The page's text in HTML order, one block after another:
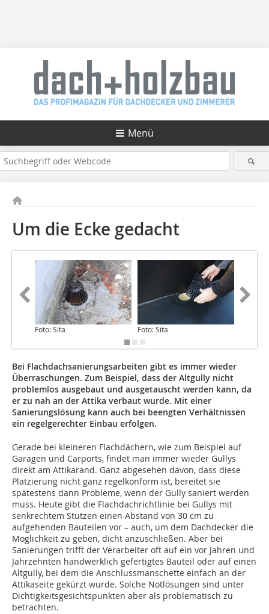
Menü
Um die Ecke gedacht
Foto: Sita Foto: Sita
Bei Flachdachsanierungsarbeiten gibt es immer wieder
Überraschungen. Zum Beispiel, dass der Altgully nicht
problemlos ausgebaut und ausgetauscht werden kann, da
er zu nah an der Attika verbaut wurde. Mit einer
Sanierungslösung kann auch bei beengten Verhältnissen
ein regelgerechter Einbau erfolgen.
Gerade bei kleineren Flachdächern, wie zum Beispiel auf
Garagen und Carports, findet man immer wieder Gullys
direkt am Attikarand. Ganz abgesehen davon, dass diese
Platzierung nicht ganz regelkonform ist, bereitet sie
spätestens dann Probleme, wenn der Gully saniert werden
muss. Heute gibt die Flachdachrichtlinie bei Gullys mit
senkrechtem Stutzen einen Abstand von 30 cm zu
aufgehenden Bauteilen vor – auch, um dem Dachdecker die
Möglichkeit zu geben, dicht anzuschließen. Aber bei
Sanierungen trifft der Verarbeiter oft auf ein vor Jahren und
Jahrzehnten handwerklich gefertigtes Bauteil oder auf einen
Altgully, bei dem die Anschlussmanschette einfach an der
Attikaseite gekürzt wurde. Solche Notlösungen sind unter
Dichtigkeitsgesichtspunkten aber als problematisch zu
betrachten.